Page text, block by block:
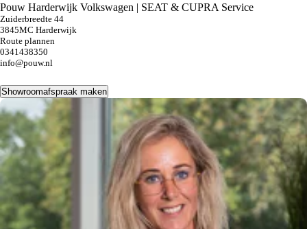
Pouw Harderwijk Volkswagen | SEAT & CUPRA Service
Zuiderbreedte 44
3845MC Harderwijk
Route plannen
0341438350
info@pouw.nl
Showroomafspraak maken